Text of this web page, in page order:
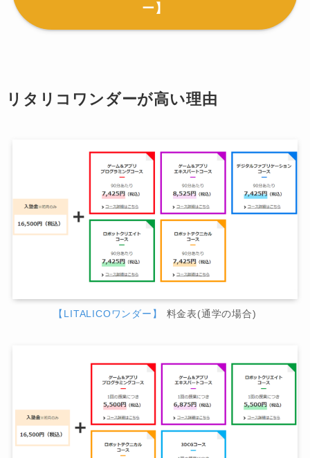
ー】
リタリコワンダーが高い理由
【LITALICOワンダー】 料金表(通学の場合)